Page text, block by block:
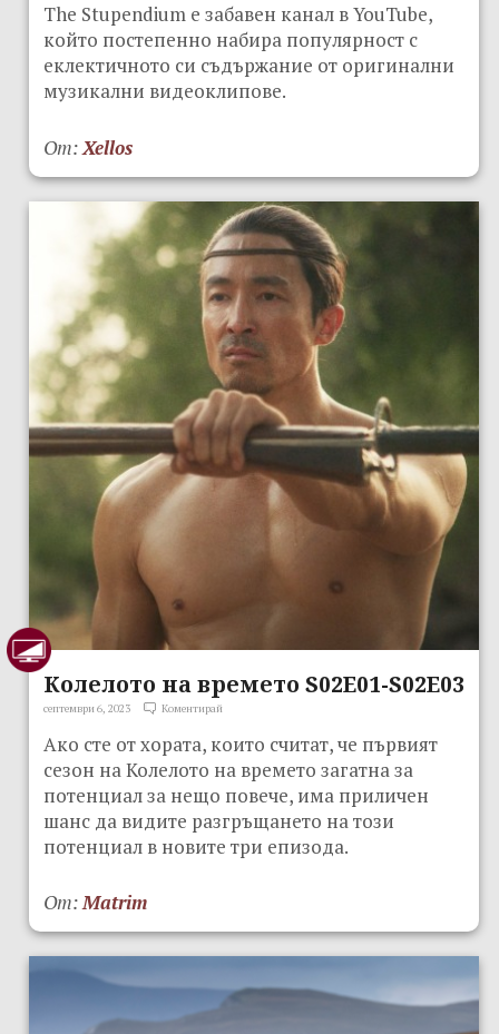
The Stupendium е забавен канал в YouTube,
който постепенно набира популярност с
еклектичното си съдържание от оригинални
музикални видеоклипове.
От:Xellos
Колелото на времето S02E01-S02E03
септември 6, 2023 Коментирай
Ако сте от хората, които считат, че първият
сезон на Колелото на времето загатна за
потенциал за нещо повече, има приличен
шанс да видите разгръщането на този
потенциал в новите три епизода.
От:Matrim